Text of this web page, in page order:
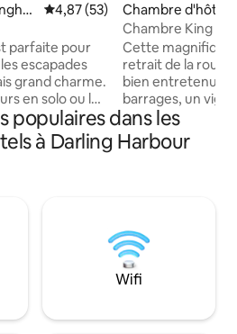
Évaluation moyenne sur la
4,87 (53)
parfaite pour
escapades
en solo ou les
chambres
conçues
touche ludique.
sont
Dyson,
d'une
Chromecast,
Chambre d'hôtel
Chambre King
française, Thistle
Cette magnifique
retrait de la route
bien entretenus
barrages, un
un wombat
ce que Pokolbin
offrir. La plupart
d'une grande
réfrigérateur-bar,
cafetière/théière
espaces
plus encore.
populaires dans les
à Darling Harbour
Wifi